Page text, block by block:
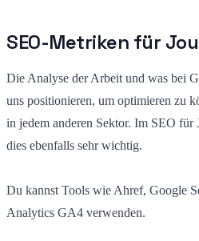
SEO-Metriken für
Die Analyse der Arbeit und was bei
uns positionieren, um optimieren zu
in jedem anderen Sektor. Im SEO für
dies ebenfalls sehr wichtig.
Du kannst Tools wie Ahref, Google
Analytics GA4 verwenden.